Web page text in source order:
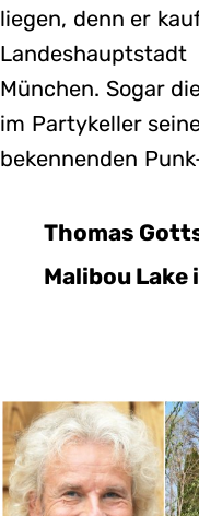
liegen, denn er
Landeshauptstadt
München. Sogar
im Partykeller
bekennenden
Thomas
Malibou